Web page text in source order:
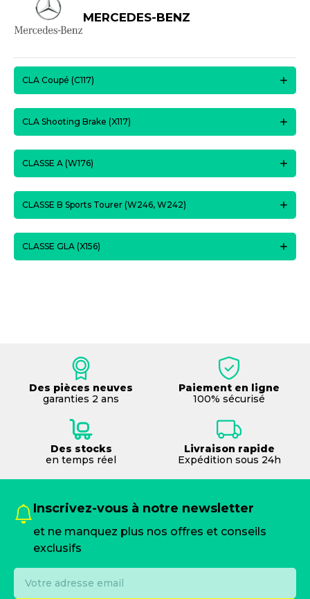
MERCEDES-BENZ
CLA Coupé (C117)
CLA Shooting Brake (X117)
CLASSE A (W176)
CLASSE B Sports Tourer (W246, W242)
CLASSE GLA (X156)
Des pièces neuves
garanties 2 ans
Paiement en ligne
100% sécurisé
Des stocks
en temps réel
Livraison rapide
Expédition sous 24h
Inscrivez-vous à notre newsletter
et ne manquez plus nos offres et conseils
exclusifs